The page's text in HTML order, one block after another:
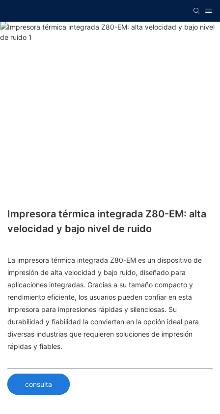
Impresora térmica integrada Z80-EM: alta
velocidad y bajo nivel de ruido
La impresora térmica integrada Z80-EM es un dispositivo de
impresión de alta velocidad y bajo ruido, diseñado para
aplicaciones integradas. Gracias a su tamaño compacto y
rendimiento eficiente, los usuarios pueden confiar en esta
impresora para impresiones rápidas y silenciosas. Su
durabilidad y fiabilidad la convierten en la opción ideal para
diversas industrias que requieren soluciones de impresión
rápidas y fiables.
consulta